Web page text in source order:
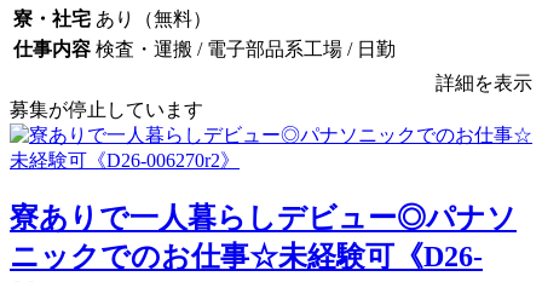
寮・社宅 あり（無料）
仕事内容 検査・運搬 / 電子部品系工場 / 日勤
詳細を表示
募集が停止しています
寮ありで一人暮らしデビュー◎パナソ
ニックでのお仕事☆未経験可《D26-